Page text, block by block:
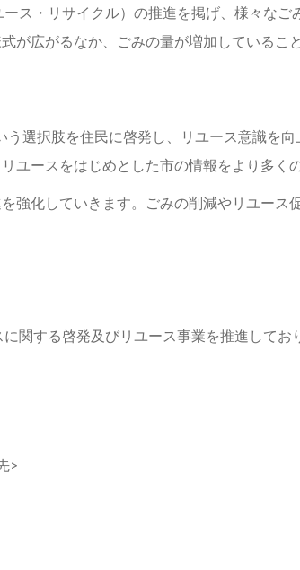
ス・リサイクル）の推進を掲げ、様々なご
が広がるなか、ごみの量が増加しているこ
選択肢を住民に啓発し、リユース意識を
ースをはじめとした市の情報をより多く
強化していきます。ごみの削減やリユース
関する啓発及びリユース事業を推進してお
>